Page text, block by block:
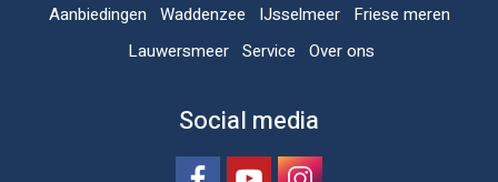
Social media
Aanbiedingen Waddenzee IJsselmeer
Friese meren
Lauwersmeer Service Over ons